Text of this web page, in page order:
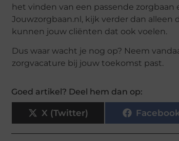
het vinden van een passende
Jouwzorgbaan.nl, kijk verder dan alleen
kunnen jouw cliënten dat ook voelen.
Dus waar wacht je nog op? Neem
zorgvacature bij jouw toekomst past.
Goed artikel? Deel hem dan op:
X (Twitter)